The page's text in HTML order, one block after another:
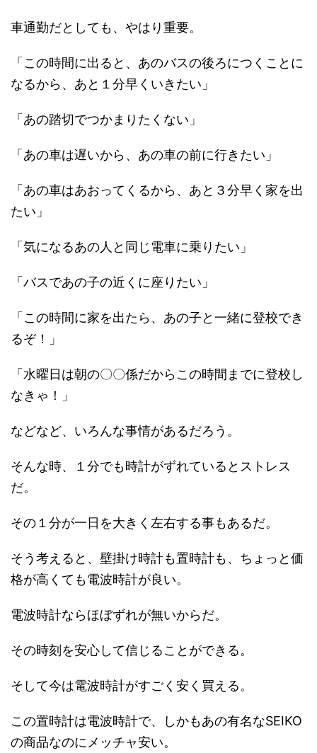
車通勤だとしても、やはり重要。
「この時間に出ると、あのバスの後ろにつくことに
なるから、あと１分早くいきたい」
「あの踏切でつかまりたくない」
「あの車は遅いから、あの車の前に行きたい」
「あの車はあおってくるから、あと３分早く家を出
たい」
「気になるあの人と同じ電車に乗りたい」
「バスであの子の近くに座りたい」
「この時間に家を出たら、あの子と一緒に登校でき
るぞ！」
「水曜日は朝の〇〇係だからこの時間までに登校し
なきゃ！」
などなど、いろんな事情があるだろう。
そんな時、１分でも時計がずれているとストレス
だ。
その１分が一日を大きく左右する事もあるだ。
そう考えると、壁掛け時計も置時計も、ちょっと価
格が高くても電波時計が良い。
電波時計ならほぼずれが無いからだ。
その時刻を安心して信じることができる。
そして今は電波時計がすごく安く買える。
この置時計は電波時計で、しかもあの有名なSEIKO
の商品なのにメッチャ安い。